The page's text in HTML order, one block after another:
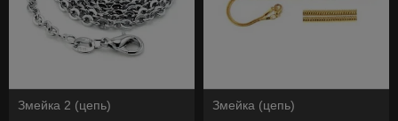
Змейка 2 (цепь)
Змейка (цепь)